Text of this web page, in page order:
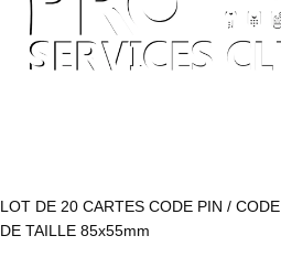
LOT DE 20 CARTES CODE PIN / CODE
DE TAILLE 85x55mm